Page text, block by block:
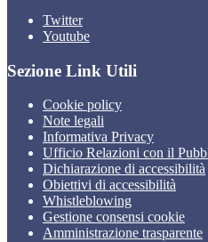
Twitter
Youtube
Sezione Link Utili
Cookie policy
Note legali
Informativa Privacy
Ufficio Relazioni con il
Dichiarazione di accessibilità
Obiettivi di accessibilità
Whistleblowing
Gestione consensi cookie
Amministrazione trasparente